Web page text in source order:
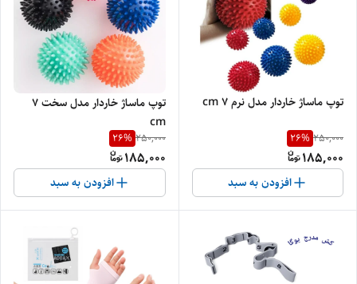
توپ ماساژ خاردار مدل نرم ۷ cm
250,000
26%
185,000
افزودن به سبد
توپ ماساژ خاردار مدل سخت ۷
cm
250,000
26%
185,000
افزودن به سبد